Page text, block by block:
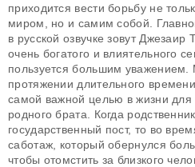
приходится вести борьбу не
миром, но и самим собой.
в русской озвучке зовут
очень богатого и влиятельного
пользуется большим
протяжении длительного
самой важной целью в жизни для
родного брата. Когда
государственный пост, то во
саботаж, который обернулся
чтобы отомстить за близкого